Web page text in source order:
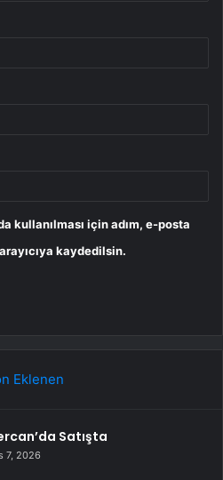
kullanılması için adım, e-posta
kaydedilsin.
Eklenen
Satışta
7, 2026